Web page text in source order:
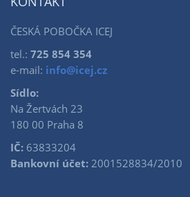
ČESKÁ POBOČKA ICEJ
tel.: 725 854 354
e-mail: info@icej.cz
Sídlo:
Na Žertvách 23
180 00 Praha 8
IČ: 63833204
Bankovní účet: 2001528834/2010